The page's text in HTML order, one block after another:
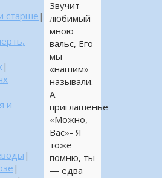
Звучит
любимый
мною
вальс, Его
мы
«нашим»
называли.
А
приглашенье
«Можно,
Вас»- Я
тоже
помню, ты
— едва
старше |
|
и
|
|